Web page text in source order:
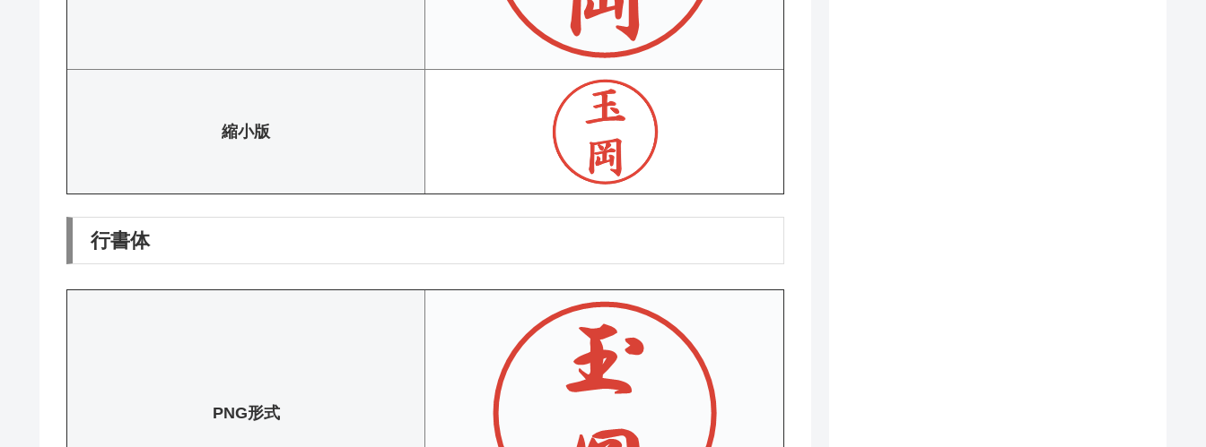
縮小版
行書体
PNG形式